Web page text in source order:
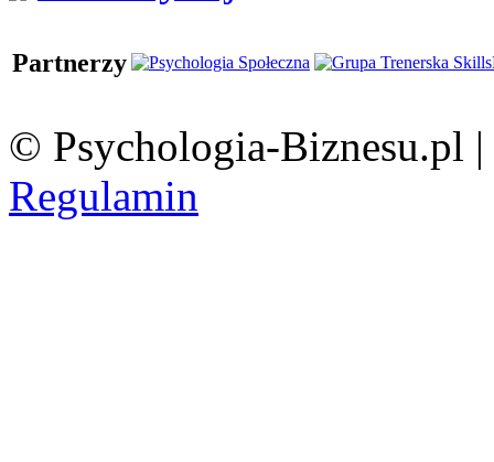
Partnerzy
© Psychologia-Biznesu.pl |
Regulamin